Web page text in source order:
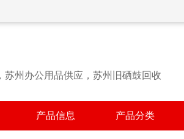
州办公用品供应，苏州旧硒鼓回收
产品信息 产品分类